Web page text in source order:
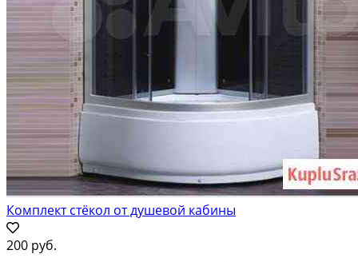
Комплект стёкол от душевой кабины
200 руб.